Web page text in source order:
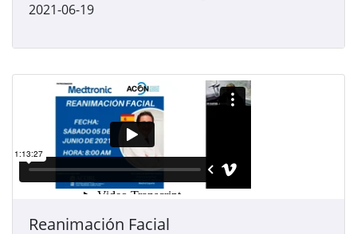
2021-06-19
Reanimación Facial